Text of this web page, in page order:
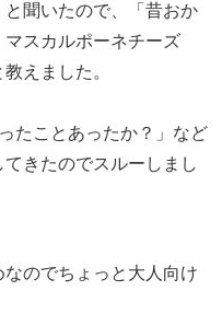
聞いたので、「昔おか
スカルポーネチーズ
えました。
たことあったか？」など
きたのでスルーしまし
のでちょっと大人向け